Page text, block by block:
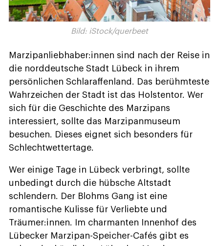
Bild: iStock/querbeet
Marzipanliebhaber:innen sind nach der Reise in
die norddeutsche Stadt Lübeck in ihrem
persönlichen Schlaraffenland. Das berühmteste
Wahrzeichen der Stadt ist das Holstentor. Wer
sich für die Geschichte des Marzipans
interessiert, sollte das Marzipanmuseum
besuchen. Dieses eignet sich besonders für
Schlechtwettertage.
Wer einige Tage in Lübeck verbringt, sollte
unbedingt durch die hübsche Altstadt
schlendern. Der Blohms Gang ist eine
romantische Kulisse für Verliebte und
Träumer:innen. Im charmanten Innenhof des
Lübecker Marzipan-Speicher-Cafés gibt es